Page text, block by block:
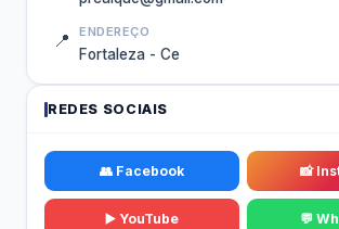
📍 ENDEREÇO
Fortaleza - Ce
REDES SOCIAIS
👥 Facebook 📸
▶️ YouTube 💬